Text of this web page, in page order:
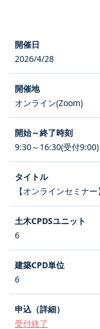
2026/4/28
オンライン(Zoom)
9:30～16:30(受付9:00)
【オンラインセミナ
6
6
受付終了